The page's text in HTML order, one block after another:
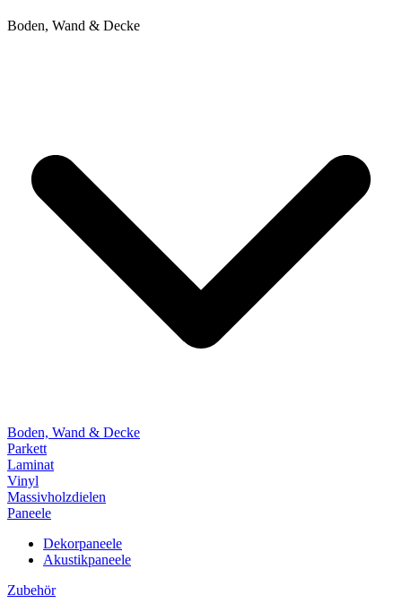
Boden, Wand & Decke
Boden, Wand & Decke
Parkett
Laminat
Vinyl
Massivholzdielen
Paneele
Dekorpaneele
Akustikpaneele
Zubehör